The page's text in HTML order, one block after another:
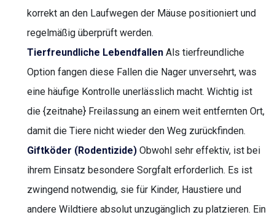
korrekt an den Laufwegen der Mäuse positioniert und
regelmäßig überprüft werden.
Tierfreundliche Lebendfallen Als tierfreundliche
Option fangen diese Fallen die Nager unversehrt, was
eine häufige Kontrolle unerlässlich macht. Wichtig ist
die {zeitnahe} Freilassung an einem weit entfernten Ort,
damit die Tiere nicht wieder den Weg zurückfinden.
Giftköder (Rodentizide) Obwohl sehr effektiv, ist bei
ihrem Einsatz besondere Sorgfalt erforderlich. Es ist
zwingend notwendig, sie für Kinder, Haustiere und
andere Wildtiere absolut unzugänglich zu platzieren. Ein